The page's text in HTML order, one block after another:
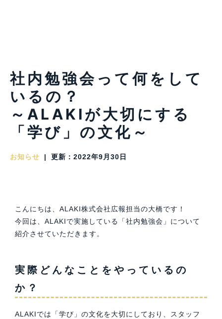
社内勉強会って何をして
いるの？
～ALAKIが大切にする
「学び」の文化～
お知らせ | 更新：2022年9月30日
こんにちは、ALAKI株式会社広報担当の大橋です！
今回は、ALAKIで実施している「社内勉強会」について
紹介させていただきます。
実際どんなことをやっているの
か？
ALAKIでは「学び」の文化を大切にしており、スタッフ